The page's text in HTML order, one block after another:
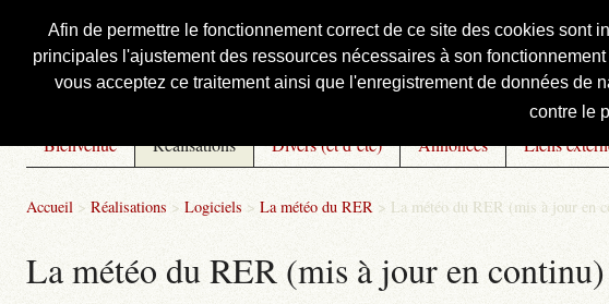
Afin de permettre le fonctionnement correct de ce site des cookies
principales l'ajustement des ressources nécessaires à son
vous acceptez ce traitement ainsi que l'enregistrement de données de
contre le
Courbis, « LE » Blog Officiel
Bienvenue Réalisations Divers (et d’été) Annonces Liens
Accueil > Réalisations > Logiciels > La météo du RER > La météo du RER (mis à jour en
La météo du RER (mis à jour en continu)